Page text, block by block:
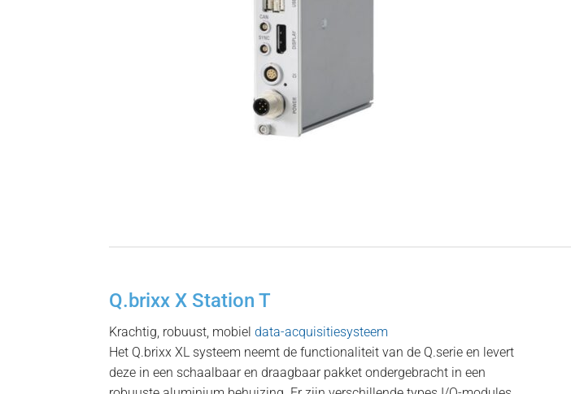
Q.brixx X Station T
Krachtig, robuust, mobieldata-acquisitiesysteem
Het Q.brixx XL systeem neemt de functionaliteit van de Q.serie en levert
deze in een schaalbaar en draagbaar pakket ondergebracht in een